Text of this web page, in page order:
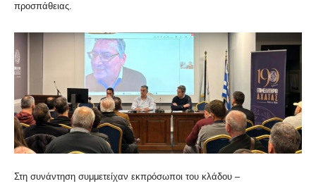
προσπάθειας.
Στη συνάντηση συμμετείχαν εκπρόσωποι του κλάδου –